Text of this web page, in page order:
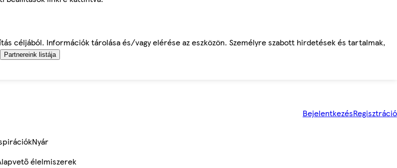
céljából. Információk tárolása és/vagy elérése az eszközön. Személyre szabott hirdetések és tartalmak,
Partnereink listája
BejelentkezésRegisztráció
Nyár
élelmiszerek